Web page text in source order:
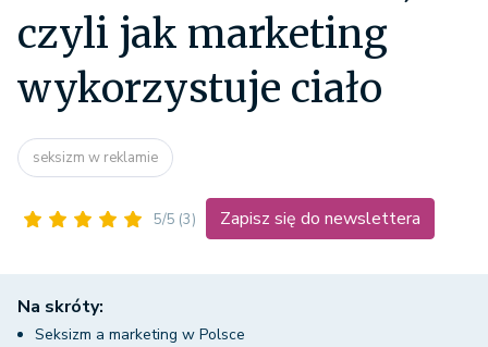
czyli jak marketing
wykorzystuje ciało
seksizm w reklamie
5/5 (3) Zapisz się do newslettera
Na skróty:
Seksizm a marketing w Polsce